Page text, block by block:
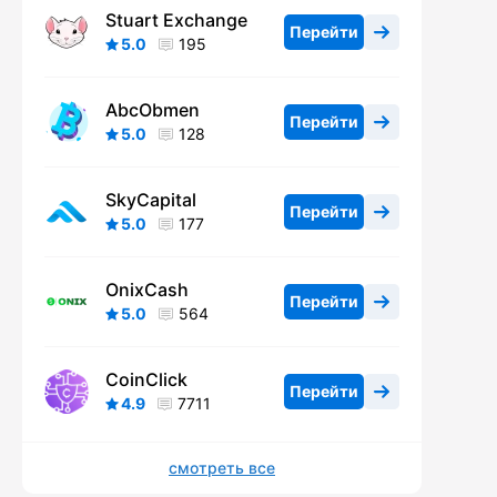
Stuart Exchange
5.0 195
Перейти
AbcObmen
5.0 128
Перейти
SkyCapital
5.0 177
Перейти
OnixCash
5.0 564
Перейти
CoinClick
4.9 7711
Перейти
смотреть все